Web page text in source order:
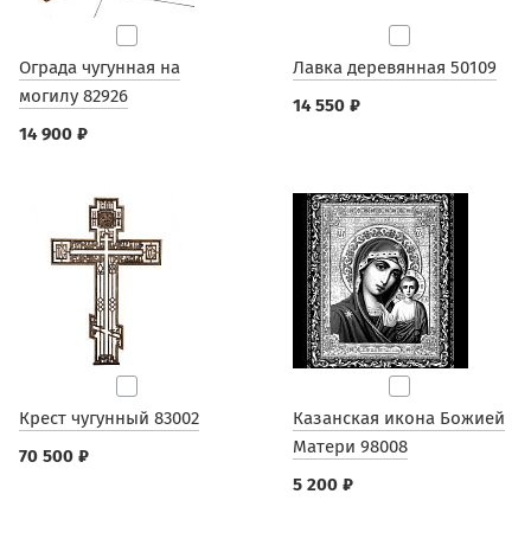
Ограда чугунная на
могилу 82926
14 900 ₽
Лавка деревянная 50109
14 550 ₽
Крест чугунный 83002
70 500 ₽
Казанская икона Божией
Матери 98008
5 200 ₽